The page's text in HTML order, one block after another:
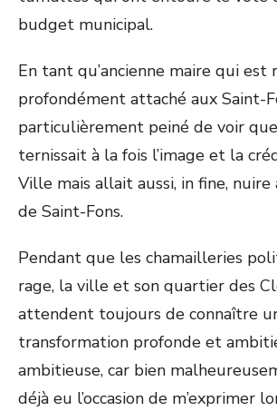
budget municipal.
En tant qu’ancienne maire qui est
profondément attaché aux Saint-
particulièrement peiné de voir
ternissait à la fois l’image et la
Ville mais allait aussi, in fine,
de Saint-Fons.
Pendant que les chamailleries
rage, la ville et son quartier des
attendent toujours de connaître
transformation profonde et
ambitieuse, car bien
déjà eu l’occasion de m’exprimer